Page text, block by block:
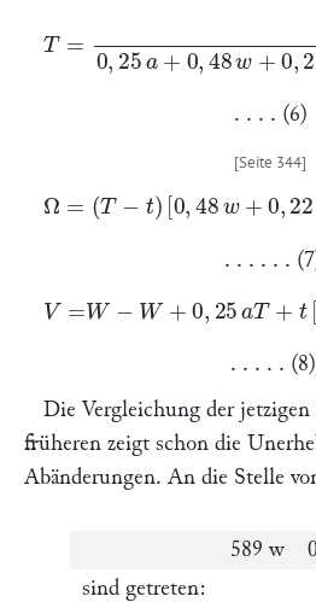
. . . . (6)
Ω =(T−t)
,48 +0,22 1+ 0, 28c2+ , 59 +0
. . . . . .
V= \frakfamily W −W+0 25 T + t
. . . . . (8)
Die Vergleichung der
früheren zeigt schon die
Abänderungen. An die Stelle
589 w
sind getreten: